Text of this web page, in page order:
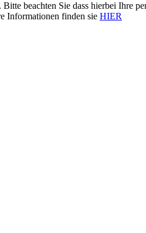
beachten Sie dass hierbei Ihre
Informationen finden sie HIER